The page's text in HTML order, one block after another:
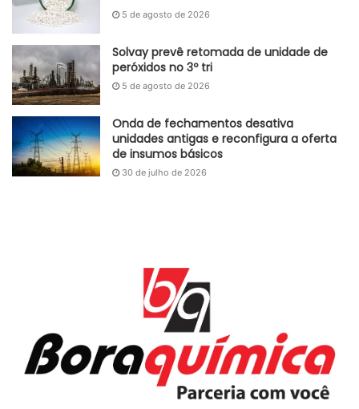
Para se inscrever, basta CLICAR AQUI:
https://www.yeb.com.br/webinar
Aproveite a oportunidade de estar conectado aos
acontecimentos atuais, saber como eles impactam a sua
estratégia de compras e aprender com os melhores
profissionais do mercado!
5 de agosto de 2026
Solvay prevê retomada de unidade de
peróxidos no 3º tri
5 de agosto de 2026
Onda de fechamentos desativa
unidades antigas e reconfigura a oferta
de insumos básicos
30 de julho de 2026